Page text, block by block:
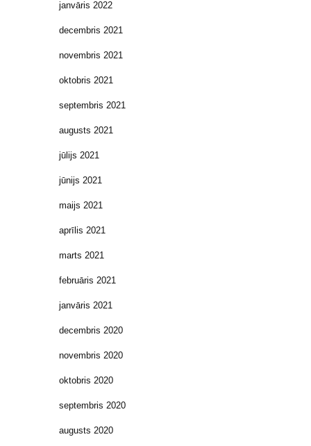
janvāris 2022
decembris 2021
novembris 2021
oktobris 2021
septembris 2021
augusts 2021
jūlijs 2021
jūnijs 2021
maijs 2021
aprīlis 2021
marts 2021
februāris 2021
janvāris 2021
decembris 2020
novembris 2020
oktobris 2020
septembris 2020
augusts 2020